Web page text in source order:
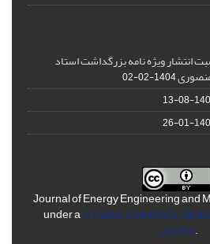
انتشار ویژه نامه بزرگداشت استاد
1404-02-02
1402-
1402-
Journal of Energy Engineering and
under aCreative Commons
License.